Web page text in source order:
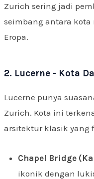
Zurich sering jadi
seimbang antara
Eropa.
2. Lucerne - Kota
Lucerne punya
Zurich. Kota ini
arsitektur klasik yang
Chapel Bridge
ikonik dengan